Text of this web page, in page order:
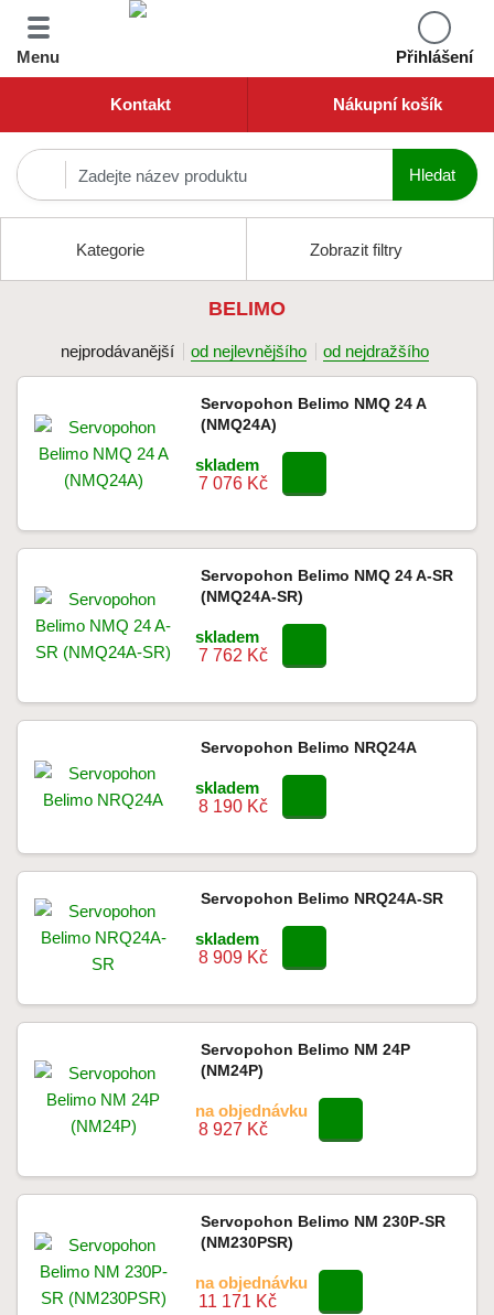
Menu Přihlášení
Kontakt Nákupní košík
Kategorie Zobrazit filtry
BELIMO
nejprodávanější od nejlevnějšího od nejdražšího
Servopohon Belimo NMQ 24 A
(NMQ24A)
skladem
7 076 Kč
Servopohon Belimo NMQ 24 A-SR
(NMQ24A-SR)
skladem
7 762 Kč
Servopohon Belimo NRQ24A
skladem
8 190 Kč
Servopohon Belimo NRQ24A-SR
skladem
8 909 Kč
Servopohon Belimo NM 24P
(NM24P)
na objednávku
8 927 Kč
Servopohon Belimo NM 230P-SR
(NM230PSR)
na objednávku
11 171 Kč